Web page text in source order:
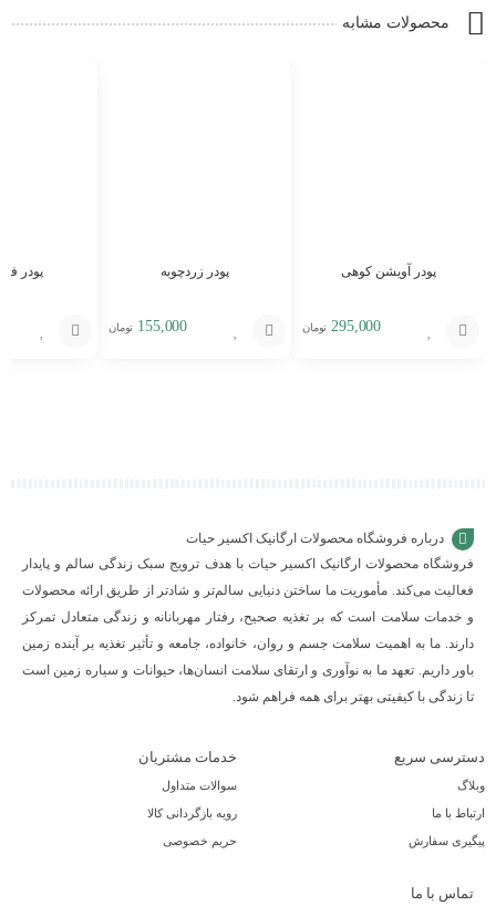
محصولات مشابه
پودر آویشن کوهی
295,000 تومان
پودر زردچوبه
155,000 تومان
پودر
درباره فروشگاه محصولات ارگانیک اکسیر حیات
فروشگاه محصولات ارگانیک اکسیر حیات با هدف ترویج سبک زندگی سالم و پایدار
فعالیت می‌کند. مأموریت ما ساختن دنیایی سالم‌تر و شادتر از طریق ارائه محصولات
و خدمات سلامت است که بر تغذیه صحیح، رفتار مهربانانه و زندگی متعادل تمرکز
دارند. ما به اهمیت سلامت جسم و روان، خانواده، جامعه و تأثیر تغذیه بر آینده زمین
باور داریم. تعهد ما به نوآوری و ارتقای سلامت انسان‌ها، حیوانات و سیاره زمین است
تا زندگی با کیفیتی بهتر برای همه فراهم شود.
دسترسی سریع
وبلاگ
ارتباط با ما
پیگیری سفارش
خدمات مشتریان
سوالات متداول
رویه بازگردانی کالا
حریم خصوصی
تماس با ما